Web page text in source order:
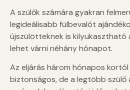
A szülők számára gyakran
legideálisabb fülbevalót
újszülötteknek is kilyukasztható
lehet várni néhány hónapot.
Az eljárás három hónapos
biztonságos, de a legtöbb szülő